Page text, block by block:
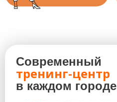
Современный
тренинг-центр
в каждом городе